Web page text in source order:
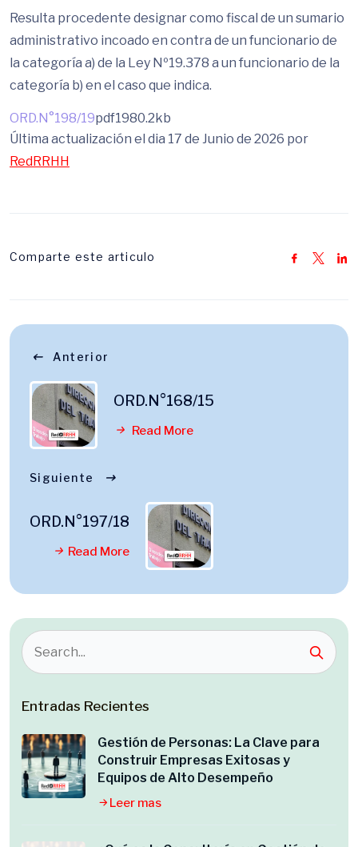
Resulta procedente designar como fiscal de un sumario
administrativo incoado en contra de un funcionario de
la categoría a) de la Ley Nº19.378 a un funcionario de la
categoría b) en el caso que indica.
ORD.N°198/19pdf1980.2kb
Última actualización el dia 17 de Junio de 2026 por
RedRRHH
Comparte este articulo
Anterior
ORD.N°168/15
Read More
Siguiente
ORD.N°197/18
Read More
Entradas Recientes
Gestión de Personas: La Clave para
Construir Empresas Exitosas y
Equipos de Alto Desempeño
Leer mas